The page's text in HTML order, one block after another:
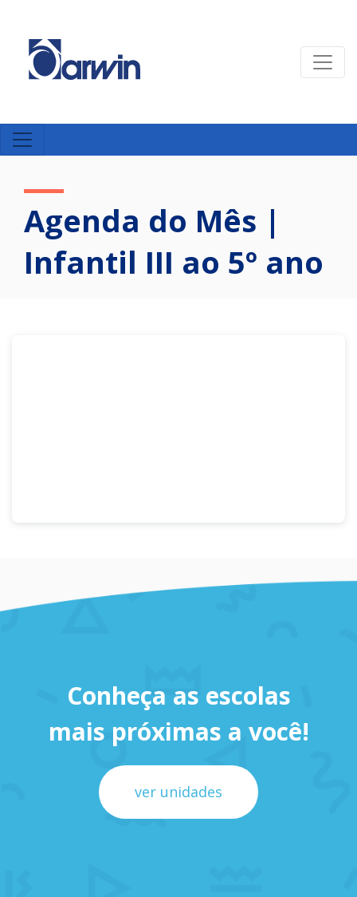
Agenda do Mês |
Infantil III ao 5º ano
Conheça as escolas
mais próximas a você!
ver unidades